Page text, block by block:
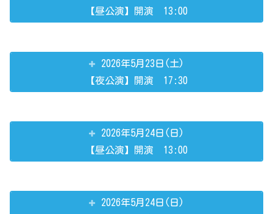
【昼公演】開演 13:00
2026年5月23日(土)
【夜公演】開演 17:30
2026年5月24日(日)
【昼公演】開演 13:00
2026年5月24日(日)